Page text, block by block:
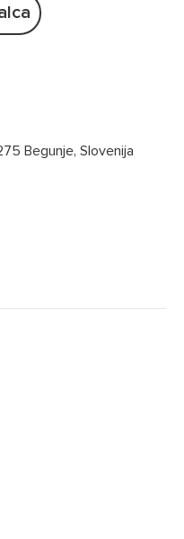
Begunje, Slovenija